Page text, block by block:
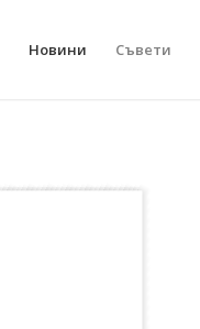
Новини Съвети